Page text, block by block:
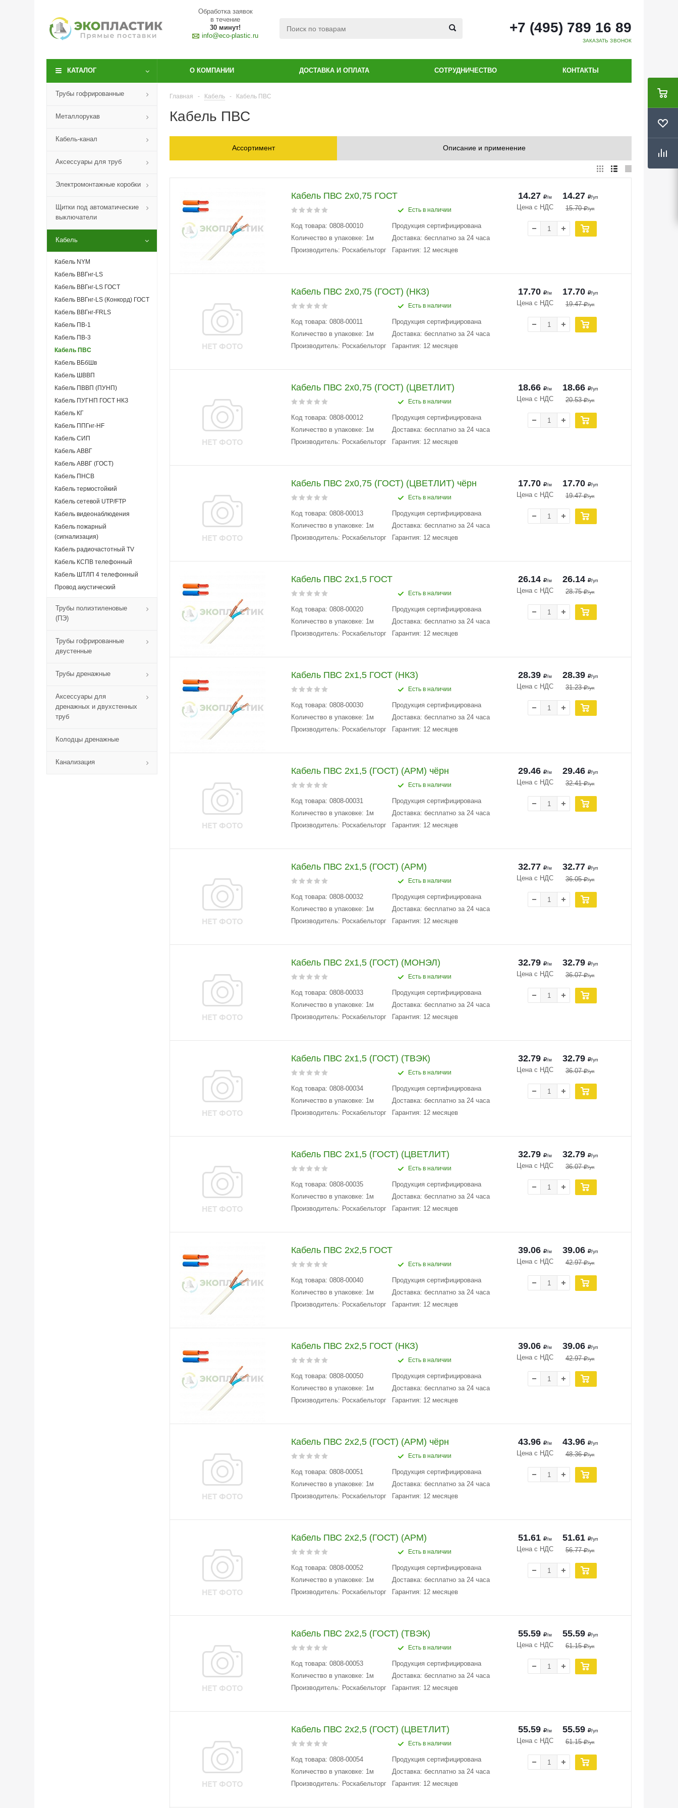
Обработка заявок
в течение
30 минут!
info@eco-plastic.ru
+7 (495) 789 16 89
ЗАКАЗАТЬ ЗВОНОК
КАТАЛОГ О КОМПАНИИ ДОСТАВКА И ОПЛАТА СОТРУДНИЧЕСТВО КОНТАКТЫ
Трубы гофрированные
Металлорукав
Кабель-канал
Аксессуары для труб
Электромонтажные коробки
Щитки под автоматические
выключатели
Кабель
Кабель NYM
Кабель ВВГнг-LS
Кабель ВВГнг-LS ГОСТ
Кабель ВВГнг-LS (Конкорд) ГОСТ
Кабель ВВГнг-FRLS
Кабель ПВ-1
Кабель ПВ-3
Кабель ПВС
Кабель ВБбШв
Кабель ШВВП
Кабель ПВВП (ПУНП)
Кабель ПУГНП ГОСТ НКЗ
Кабель КГ
Кабель ППГнг-HF
Кабель СИП
Кабель АВВГ
Кабель АВВГ (ГОСТ)
Кабель ПНСВ
Кабель термостойкий
Кабель сетевой UTP/FTP
Кабель видеонаблюдения
Кабель пожарный
(сигнализация)
Кабель радиочастотный TV
Кабель КСПВ телефонный
Кабель ШТЛП 4 телефонный
Провод акустический
Трубы полиэтиленовые
(ПЭ)
Трубы гофрированные
двустенные
Трубы дренажные
Аксессуары для
дренажных и двухстенных
труб
Колодцы дренажные
Канализация
Главная - Кабель - Кабель ПВС
Кабель ПВС
Ассортимент Описание и применение
Кабель ПВС 2x0,75 ГОСТ
Есть в наличии
Код товара: 0808-00010
Количество в упаковке: 1м
Производитель: Роскабельторг
Продукция сертифицирована
Доставка: бесплатно за 24 часа
Гарантия: 12 месяцев
14.27 /уп
15.70 /уп
14.27 /м
Цена с НДС
Кабель ПВС 2х0,75 (ГОСТ) (НКЗ)
Есть в наличии
Код товара: 0808-00011
Количество в упаковке: 1м
Производитель: Роскабельторг
Продукция сертифицирована
Доставка: бесплатно за 24 часа
Гарантия: 12 месяцев
17.70 /уп
19.47 /уп
17.70 /м
Цена с НДС
Кабель ПВС 2х0,75 (ГОСТ) (ЦВЕТЛИТ)
Есть в наличии
Код товара: 0808-00012
Количество в упаковке: 1м
Производитель: Роскабельторг
Продукция сертифицирована
Доставка: бесплатно за 24 часа
Гарантия: 12 месяцев
18.66 /уп
20.53 /уп
18.66 /м
Цена с НДС
Кабель ПВС 2х0,75 (ГОСТ) (ЦВЕТЛИТ) чёрн
Есть в наличии
Код товара: 0808-00013
Количество в упаковке: 1м
Производитель: Роскабельторг
Продукция сертифицирована
Доставка: бесплатно за 24 часа
Гарантия: 12 месяцев
17.70 /уп
19.47 /уп
17.70 /м
Цена с НДС
Кабель ПВС 2x1,5 ГОСТ
Есть в наличии
Код товара: 0808-00020
Количество в упаковке: 1м
Производитель: Роскабельторг
Продукция сертифицирована
Доставка: бесплатно за 24 часа
Гарантия: 12 месяцев
26.14 /уп
28.75 /уп
26.14 /м
Цена с НДС
Кабель ПВС 2x1,5 ГОСТ (НКЗ)
Есть в наличии
Код товара: 0808-00030
Количество в упаковке: 1м
Производитель: Роскабельторг
Продукция сертифицирована
Доставка: бесплатно за 24 часа
Гарантия: 12 месяцев
28.39 /уп
31.23 /уп
28.39 /м
Цена с НДС
Кабель ПВС 2х1,5 (ГОСТ) (АРМ) чёрн
Есть в наличии
Код товара: 0808-00031
Количество в упаковке: 1м
Производитель: Роскабельторг
Продукция сертифицирована
Доставка: бесплатно за 24 часа
Гарантия: 12 месяцев
29.46 /уп
32.41 /уп
29.46 /м
Цена с НДС
Кабель ПВС 2х1,5 (ГОСТ) (АРМ)
Есть в наличии
Код товара: 0808-00032
Количество в упаковке: 1м
Производитель: Роскабельторг
Продукция сертифицирована
Доставка: бесплатно за 24 часа
Гарантия: 12 месяцев
32.77 /уп
36.05 /уп
32.77 /м
Цена с НДС
Кабель ПВС 2х1,5 (ГОСТ) (МОНЭЛ)
Есть в наличии
Код товара: 0808-00033
Количество в упаковке: 1м
Производитель: Роскабельторг
Продукция сертифицирована
Доставка: бесплатно за 24 часа
Гарантия: 12 месяцев
32.79 /уп
36.07 /уп
32.79 /м
Цена с НДС
Кабель ПВС 2х1,5 (ГОСТ) (ТВЭК)
Есть в наличии
Код товара: 0808-00034
Количество в упаковке: 1м
Производитель: Роскабельторг
Продукция сертифицирована
Доставка: бесплатно за 24 часа
Гарантия: 12 месяцев
32.79 /уп
36.07 /уп
32.79 /м
Цена с НДС
Кабель ПВС 2х1,5 (ГОСТ) (ЦВЕТЛИТ)
Есть в наличии
Код товара: 0808-00035
Количество в упаковке: 1м
Производитель: Роскабельторг
Продукция сертифицирована
Доставка: бесплатно за 24 часа
Гарантия: 12 месяцев
32.79 /уп
36.07 /уп
32.79 /м
Цена с НДС
Кабель ПВС 2x2,5 ГОСТ
Есть в наличии
Код товара: 0808-00040
Количество в упаковке: 1м
Производитель: Роскабельторг
Продукция сертифицирована
Доставка: бесплатно за 24 часа
Гарантия: 12 месяцев
39.06 /уп
42.97 /уп
39.06 /м
Цена с НДС
Кабель ПВС 2x2,5 ГОСТ (НКЗ)
Есть в наличии
Код товара: 0808-00050
Количество в упаковке: 1м
Производитель: Роскабельторг
Продукция сертифицирована
Доставка: бесплатно за 24 часа
Гарантия: 12 месяцев
39.06 /уп
42.97 /уп
39.06 /м
Цена с НДС
Кабель ПВС 2х2,5 (ГОСТ) (АРМ) чёрн
Есть в наличии
Код товара: 0808-00051
Количество в упаковке: 1м
Производитель: Роскабельторг
Продукция сертифицирована
Доставка: бесплатно за 24 часа
Гарантия: 12 месяцев
43.96 /уп
48.36 /уп
43.96 /м
Цена с НДС
Кабель ПВС 2х2,5 (ГОСТ) (АРМ)
Есть в наличии
Код товара: 0808-00052
Количество в упаковке: 1м
Производитель: Роскабельторг
Продукция сертифицирована
Доставка: бесплатно за 24 часа
Гарантия: 12 месяцев
51.61 /уп
56.77 /уп
51.61 /м
Цена с НДС
Кабель ПВС 2х2,5 (ГОСТ) (ТВЭК)
Есть в наличии
Код товара: 0808-00053
Количество в упаковке: 1м
Производитель: Роскабельторг
Продукция сертифицирована
Доставка: бесплатно за 24 часа
Гарантия: 12 месяцев
55.59 /уп
61.15 /уп
55.59 /м
Цена с НДС
Кабель ПВС 2х2,5 (ГОСТ) (ЦВЕТЛИТ)
Есть в наличии
Код товара: 0808-00054
Количество в упаковке: 1м
Производитель: Роскабельторг
Продукция сертифицирована
Доставка: бесплатно за 24 часа
Гарантия: 12 месяцев
55.59 /уп
61.15 /уп
55.59 /м
Цена с НДС